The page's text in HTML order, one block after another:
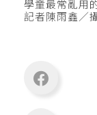
學童最常亂用
記者陳雨鑫／